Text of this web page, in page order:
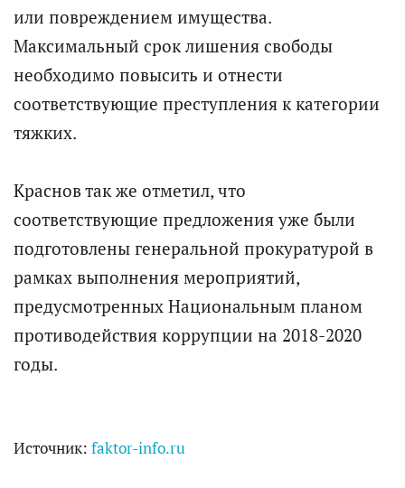
или повреждением имущества.
Максимальный срок лишения свободы
необходимо повысить и отнести
соответствующие преступления к категории
тяжких.
Краснов так же отметил, что
соответствующие предложения уже были
подготовлены генеральной прокуратурой в
рамках выполнения мероприятий,
предусмотренных Национальным планом
противодействия коррупции на 2018-2020
годы.
Источник: faktor-info.ru